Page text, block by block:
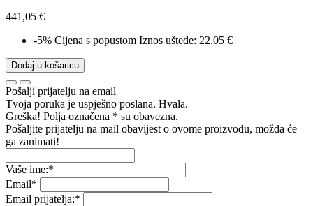
441,05 €
-5% Cijena s popustom Iznos uštede: 22.05 €
Dodaj u košaricu
Pošalji prijatelju na email
Tvoja poruka je uspješno poslana. Hvala.
Greška! Polja označena * su obavezna.
Pošaljite prijatelju na mail obavijest o ovome proizvodu, možda će
ga zanimati!
Vaše ime:*
Email*
Email prijatelja:*